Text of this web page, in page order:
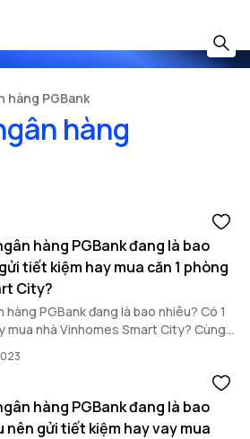
hàng PGBank
hàng
hàng PGBank đang là bao
tiết kiệm hay mua căn 1 phòng
City?
PGBank đang là bao nhiêu? Có 1
mua nhà Vinhomes Smart City? Cùng
trong bài viết sau đây.
hàng PGBank đang là bao
nên gửi tiết kiệm hay vay mua